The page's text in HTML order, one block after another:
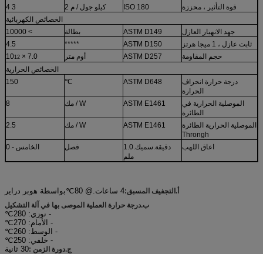
قوة التأثير ، محززة ISO 180 كيلو جول / م 2
3 4
الخصائص الكهربائية
جهد الانهيار العازل
ASTM D149 بطالة
> 10000
ثابت عازل ، 1 ميجا هرتز
ASTM D150
*****
4.5
حجم المقاومة
ASTM D257 أوم متر 7.0 × 10
12
الخصائص الحرارية
درجة حرارة انحراف
الحرارة
ASTM D648
℃
150
الموصلية الحرارية في
الطائرة
ASTM E1461 W / مك 8
الموصلية الحرارية الطائرة
Throngh
ASTM E1461 W / مك 2.5
اعاق اللهب
دقيقة.سميك.1.0
ملم
فصل الخامس - 0
أ.التجفيف المسبق:4 ساعات.@ 80 ℃بواسطة هوبر دراير
ب.درجة حرارة العملية الموصى بها في آلة التشكيل
- نوزي: 280
℃
- الأمام: 270
℃
- الوسط: 260
℃
- خلفي: 250
℃
ج.دورة الزمن :30 ثانية